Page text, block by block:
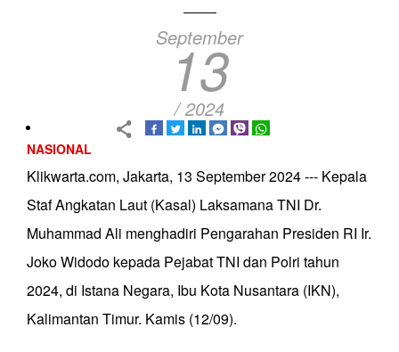
September
13
/ 2024
NASIONAL
Klikwarta.com, Jakarta, 13 September 2024 --- Kepala
Staf Angkatan Laut (Kasal) Laksamana TNI Dr.
Muhammad Ali menghadiri Pengarahan Presiden RI Ir.
Joko Widodo kepada Pejabat TNI dan Polri tahun
2024, di Istana Negara, Ibu Kota Nusantara (IKN),
Kalimantan Timur. Kamis (12/09).